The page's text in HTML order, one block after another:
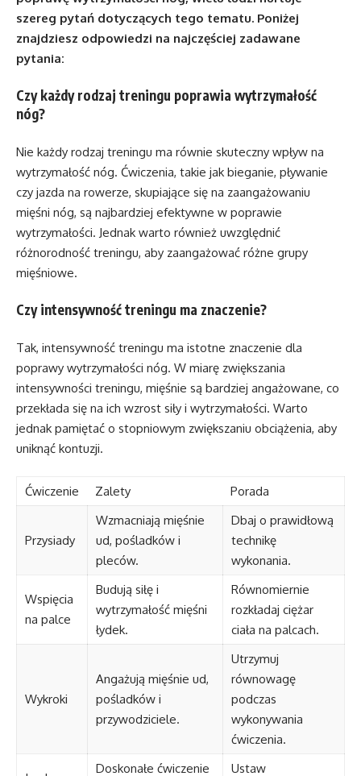
szereg pytań dotyczących tego tematu. Poniżej
znajdziesz odpowiedzi na najczęściej zadawane
pytania:
Czy każdy rodzaj treningu poprawia wytrzymałość
nóg?
Nie każdy rodzaj treningu ma równie skuteczny wpływ na
wytrzymałość nóg. Ćwiczenia, takie jak bieganie, pływanie
czy jazda na rowerze, skupiające się na zaangażowaniu
mięśni nóg, są najbardziej efektywne w poprawie
wytrzymałości. Jednak warto również uwzględnić
różnorodność treningu, aby zaangażować różne grupy
mięśniowe.
Czy intensywność treningu ma znaczenie?
Tak, intensywność treningu ma istotne znaczenie dla
poprawy wytrzymałości nóg. W miarę zwiększania
intensywności treningu, mięśnie są bardziej angażowane, co
przekłada się na ich wzrost siły i wytrzymałości. Warto
jednak pamiętać o stopniowym zwiększaniu obciążenia, aby
uniknąć kontuzji.
Ćwiczenie Zalety Porada
Przysiady
Wzmacniają mięśnie
ud, pośladków i
pleców.
Dbaj o prawidłową
technikę
wykonania.
Wspięcia
na palce
Budują siłę i
wytrzymałość mięśni
łydek.
Równomiernie
rozkładaj ciężar
ciała na palcach.
Wykroki
Angażują mięśnie ud,
pośladków i
przywodziciele.
Utrzymuj
równowagę
podczas
wykonywania
ćwiczenia.
Doskonałe ćwiczenie Ustaw